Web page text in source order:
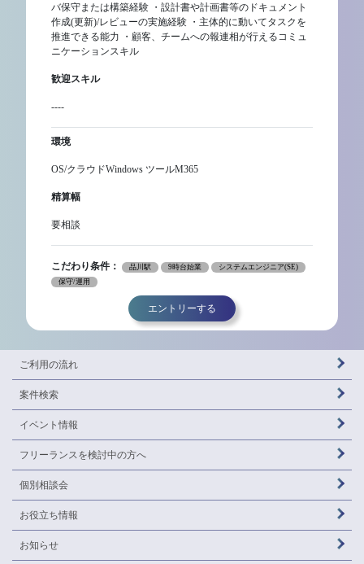
バ保守または構築経験 ・設計書や計画書等のドキュメント
作成(更新)/レビューの実施経験 ・主体的に動いてタスクを
推進できる能力 ・顧客、チームへの報連相が行えるコミュ
ニケーションスキル
歓迎スキル
----
環境
OS/クラウドWindows ツールM365
精算幅
要相談
こだわり条件： 品川駅 9時台始業
システムエンジニア(SE)
保守/運用
エントリーする
ご利用の流れ
案件検索
イベント情報
フリーランスを検討中の方へ
個別相談会
お役立ち情報
お知らせ